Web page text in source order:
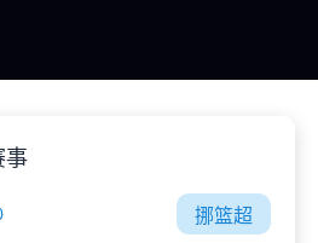
事
挪篮超